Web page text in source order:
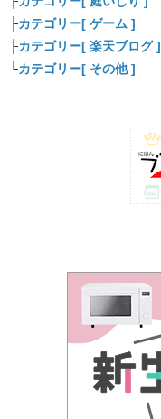
├カテゴリー[ ゲーム ]
├カテゴリー[ 楽天ブログ ]
└カテゴリー[ その他 ]